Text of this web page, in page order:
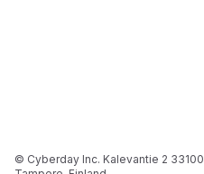
© Cyberday Inc. Kalevantie 2 33100